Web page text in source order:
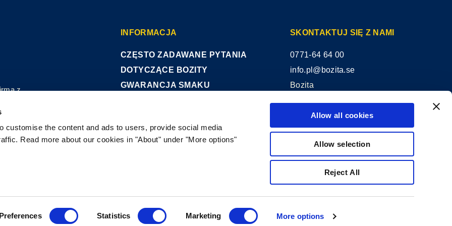
customise the content and ads to users, provide social media
Read more about our cookies in "About" under "More options"
Preferences Statistics Marketing More options
Allow all cookies
Allow selection
Reject All
z
dla psów
bez
INFORMACJA
CZĘSTO ZADAWANE PYTANIA
DOTYCZĄCE BOZITY
GWARANCJA SMAKU
POLITYKA PRYWATNOŚCI
SKONTAKTUJ SIĘ Z NAMI
0771-64 64 00
info.pl@bozita.se
Bozita
447 91 Vårgårda
SWEDEN